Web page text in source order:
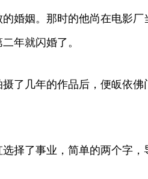
婚姻。那时的他尚在电影
年就闪婚了。
了几年的作品后，便皈依
择了事业，简单的两个字，